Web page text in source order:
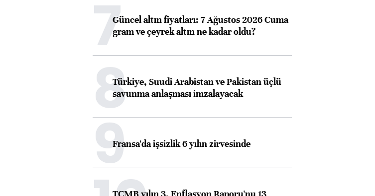
7Güncel altın fiyatları: 7 Ağustos 2026 Cuma
gram ve çeyrek altın ne kadar oldu?
8Türkiye, Suudi Arabistan ve Pakistan üçlü
savunma anlaşması imzalayacak
9Fransa'da işsizlik 6 yılın zirvesinde
TCMB yılın 3. Enflasyon Raporu'nu 13